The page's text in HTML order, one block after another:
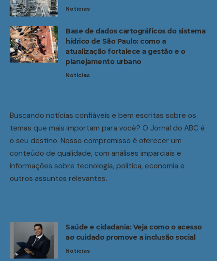
Noticias
Base de dados cartográficos do sistema
hídrico de São Paulo: como a
atualização fortalece a gestão e o
planejamento urbano
Noticias
Buscando notícias confiáveis e bem escritas sobre os
temas que mais importam para você? O Jornal do ABC é
o seu destino. Nosso compromisso é oferecer um
conteúdo de qualidade, com análises imparciais e
informações sobre tecnologia, política, economia e
outros assuntos relevantes.
Saúde e cidadania: Veja como o acesso
ao cuidado promove a inclusão social
Noticias